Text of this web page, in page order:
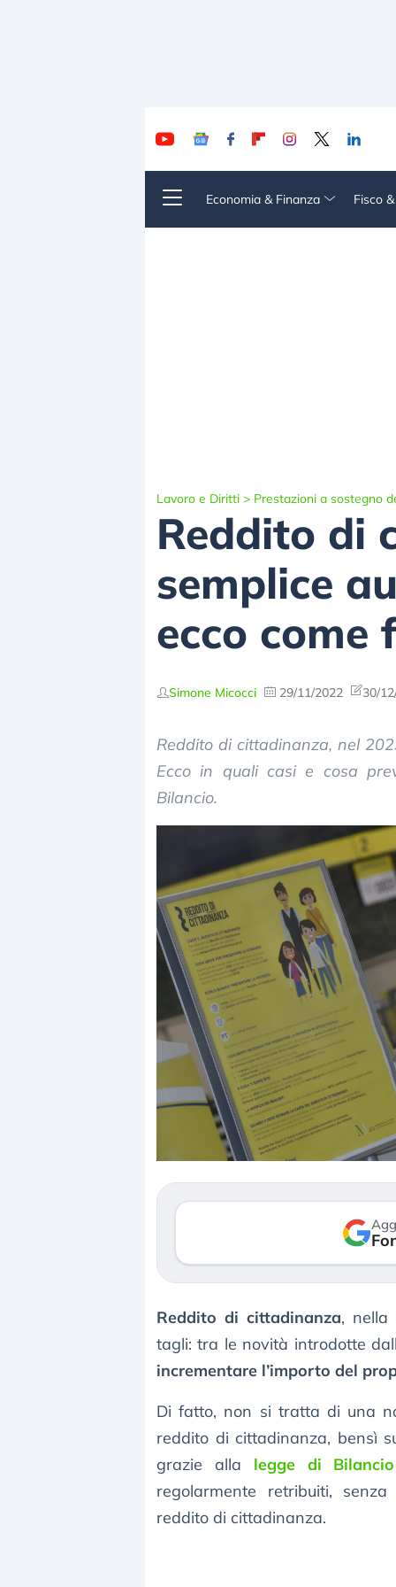
Economia & Finanza Fisco
Lavoro e Diritti > Prestazioni a sostegno
Reddito di
semplice
ecco come
Simone Micocci 29/11/2022 30/
Reddito di cittadinanza, nel
Ecco in quali casi e cosa
Bilancio.
Reddito di cittadinanza, nella
tagli: tra le novità introdotte
incrementare l’importo del
Di fatto, non si tratta di una
reddito di cittadinanza, bensì
grazie alla legge di
regolarmente retribuiti,
reddito di cittadinanza.
Dalle valutazioni
correzione. Cosa sta
repricing degli asset?
mostrando segni di
verso le (…)